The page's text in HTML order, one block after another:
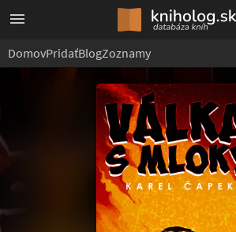
DomovPridaťBlogZoznamy